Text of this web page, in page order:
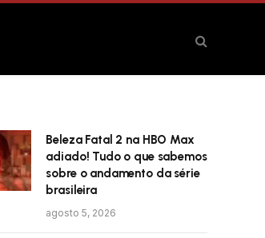
Beleza Fatal 2 na HBO Max
adiado! Tudo o que sabemos
sobre o andamento da série
brasileira
agosto 5, 2026